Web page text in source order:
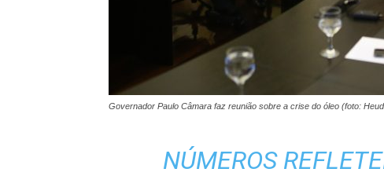
Governador Paulo Câmara faz reunião sobre a crise do óleo (foto:
NÚMEROS